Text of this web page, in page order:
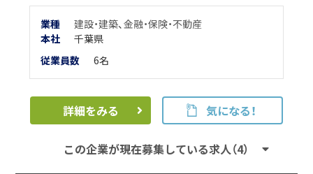
業種 建設・建築、金融・保険・不動産
本社
千葉県
従業員数
6名
詳細をみる 気になる！
この企業が現在募集している求人（4）